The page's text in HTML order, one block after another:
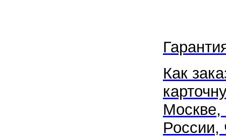
Как
Москве,
России,